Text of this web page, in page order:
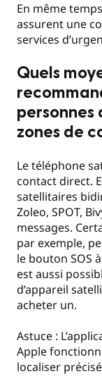
En même
assurent une
services
Quels
personnes
zones de
Le téléphone
contact direct.
satellitaires
Zoleo, SPOT,
messages.
par exemple,
le bouton SOS
est aussi
d’appareil
acheter un.
Astuce :
Apple
localiser